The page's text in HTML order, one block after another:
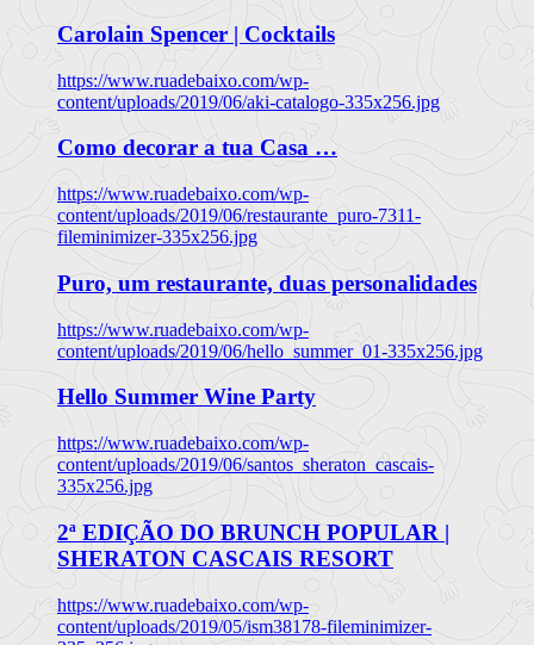
Carolain Spencer | Cocktails
https://www.ruadebaixo.com/wp-
content/uploads/2019/06/aki-catalogo-335x256.jpg
Como decorar a tua Casa …
https://www.ruadebaixo.com/wp-
content/uploads/2019/06/restaurante_puro-7311-
fileminimizer-335x256.jpg
Puro, um restaurante, duas personalidades
https://www.ruadebaixo.com/wp-
content/uploads/2019/06/hello_summer_01-335x256.jpg
Hello Summer Wine Party
https://www.ruadebaixo.com/wp-
content/uploads/2019/06/santos_sheraton_cascais-
335x256.jpg
2ª EDIÇÃO DO BRUNCH POPULAR |
SHERATON CASCAIS RESORT
https://www.ruadebaixo.com/wp-
content/uploads/2019/05/ism38178-fileminimizer-